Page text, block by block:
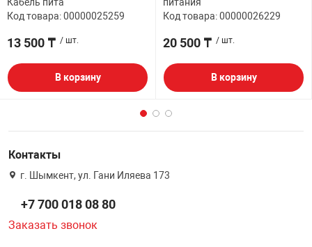
Код товара: 00000025259
13 500 ₸ / шт.
В корзину
Код товара: 00000026229
20 500 ₸ / шт.
В корзину
Контакты
г. Шымкент, ул. Гани Иляева 173
+7 700 018 08 80
Заказать звонок